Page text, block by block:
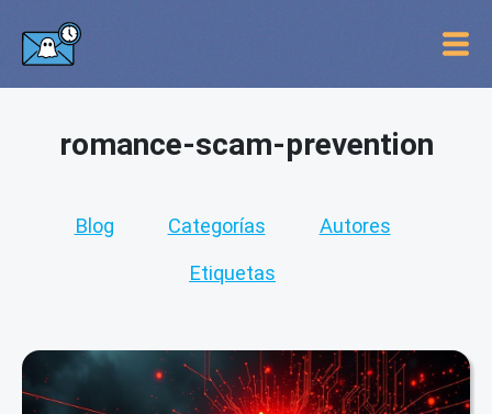
romance-scam-prevention
Blog Categorías Autores
Etiquetas